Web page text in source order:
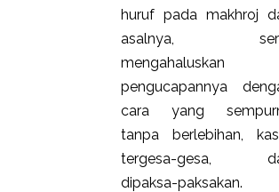
huruf pada makhroj
asalnya,
mengahaluskan
pengucapannya
cara yang
tanpa berlebihan,
tergesa-gesa,
dipaksa-paksakan.